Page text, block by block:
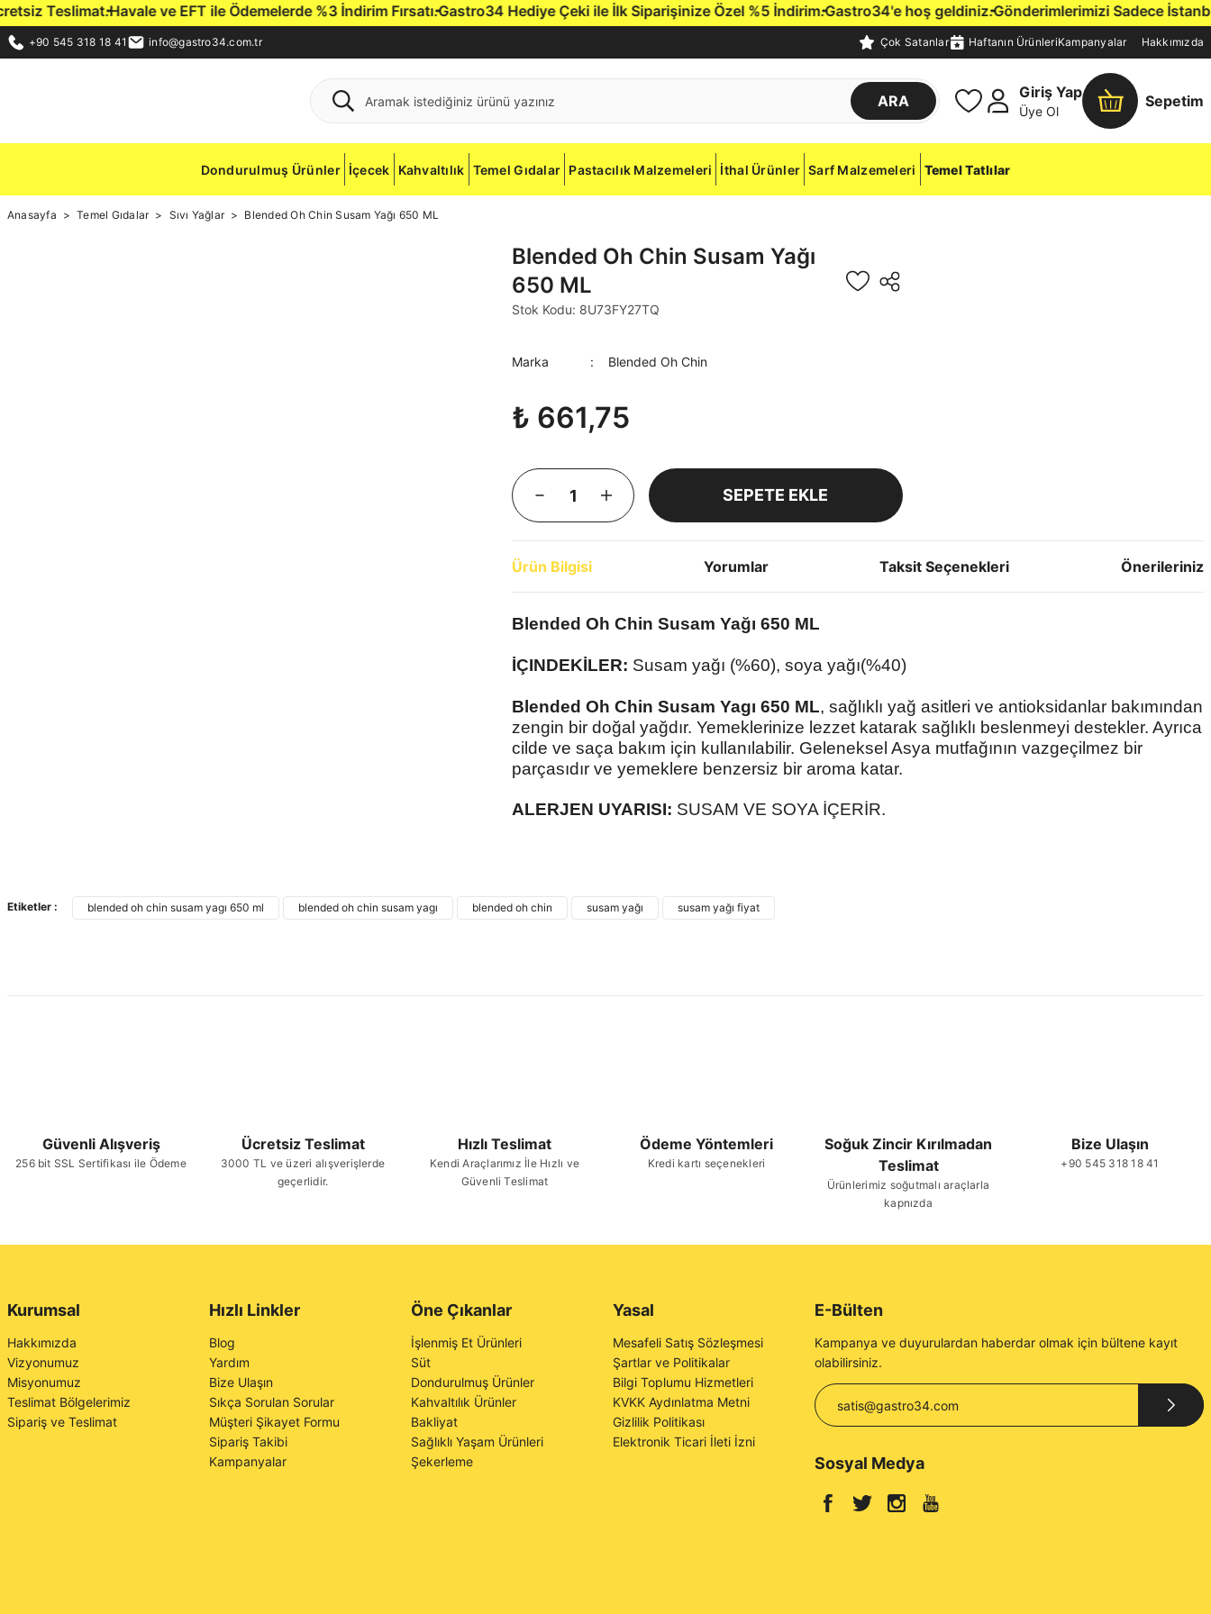
Teslimat.Havale ve EFT ile Ödemelerde %3 İndirim Fırsatı.Gastro34 Hediye Çeki ile İlk Siparişinize Özel %5 İndirim.Gastro34'e hoş geldiniz.Gönderimlerimizi Sadece İstanbul
+90 545 318 18 41 info@gastro34.com.tr Çok Satanlar Haftanın ÜrünleriKampanyalar Hakkımızda
ARA
Giriş Yap
Üye Ol
Sepetim
Dondurulmuş Ürünler İçecek Kahvaltılık Temel Gıdalar Pastacılık Malzemeleri İthal Ürünler Sarf Malzemeleri Temel Tatlılar
Anasayfa Temel Gıdalar Sıvı Yağlar Blended Oh Chin Susam Yağı 650 ML
Blended Oh Chin Susam Yağı
650 ML
Stok Kodu: 8U73FY27TQ
Marka Blended Oh Chin
₺ 661,75
SEPETE EKLE
Ürün Bilgisi Yorumlar Taksit Seçenekleri Önerileriniz
Blended Oh Chin Susam Yağı 650 ML
İÇINDEKİLER: Susam yağı (%60), soya yağı(%40)
Blended Oh Chin Susam Yagı 650 ML, sağlıklı yağ asitleri ve antioksidanlar bakımından
zengin bir doğal yağdır. Yemeklerinize lezzet katarak sağlıklı beslenmeyi destekler. Ayrıca
cilde ve saça bakım için kullanılabilir. Geleneksel Asya mutfağının vazgeçilmez bir
parçasıdır ve yemeklere benzersiz bir aroma katar.
ALERJEN UYARISI: SUSAM VE SOYA İÇERİR.
Ürün bilgilerinde hatalar bulunuyor.
Gönder
Etiketler : blended oh chin susam yagı 650 ml blended oh chin susam yagı blended oh chin susam yağı susam yağı fiyat
Güvenli Alışveriş
256 bit SSL Sertifikası ile Ödeme
Ücretsiz Teslimat
3000 TL ve üzeri alışverişlerde
geçerlidir.
Hızlı Teslimat
Kendi Araçlarımız İle Hızlı ve
Güvenli Teslimat
Ödeme Yöntemleri
Kredi kartı seçenekleri
Soğuk Zincir Kırılmadan
Teslimat
Ürünlerimiz soğutmalı araçlarla
kapnızda
Bize Ulaşın
+90 545 318 18 41
Kurumsal
Hakkımızda
Vizyonumuz
Misyonumuz
Teslimat Bölgelerimiz
Sipariş ve Teslimat
Hızlı Linkler
Blog
Yardım
Bize Ulaşın
Sıkça Sorulan Sorular
Müşteri Şikayet Formu
Sipariş Takibi
Kampanyalar
Öne Çıkanlar
İşlenmiş Et Ürünleri
Süt
Dondurulmuş Ürünler
Kahvaltılık Ürünler
Bakliyat
Sağlıklı Yaşam Ürünleri
Şekerleme
Yasal
Mesafeli Satış Sözleşmesi
Şartlar ve Politikalar
Bilgi Toplumu Hizmetleri
KVKK Aydınlatma Metni
Gizlilik Politikası
Elektronik Ticari İleti İzni
E-Bülten
Kampanya ve duyurulardan haberdar olmak için bültene kayıt
olabilirsiniz.
Sosyal Medya